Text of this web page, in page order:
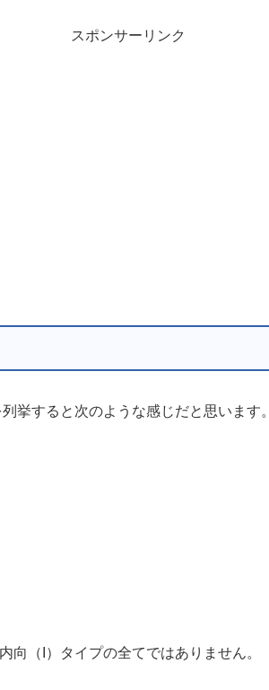
スポンサーリンク
挙すると次のような感じだと思います。
向（I）タイプの全てではありません。